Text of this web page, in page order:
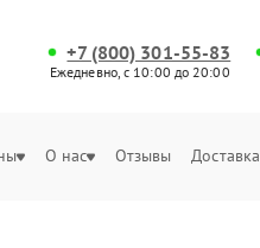
+7 (800) 301-55-83
Ежедневно, с 10:00 до 20:00
О нас Отзывы Доставка